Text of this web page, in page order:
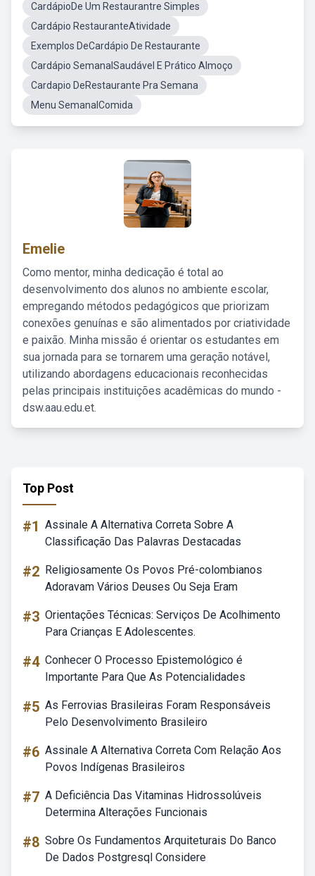
CardápioDe Um Restaurantre Simples
Cardápio RestauranteAtividade
Exemplos DeCardápio De Restaurante
Cardápio SemanalSaudável E Prático Almoço
Cardapio DeRestaurante Pra Semana
Menu SemanalComida
Emelie
Como mentor, minha dedicação é total ao
desenvolvimento dos alunos no ambiente escolar,
empregando métodos pedagógicos que priorizam
conexões genuínas e são alimentados por criatividade
e paixão. Minha missão é orientar os estudantes em
sua jornada para se tornarem uma geração notável,
utilizando abordagens educacionais reconhecidas
pelas principais instituições acadêmicas do mundo -
dsw.aau.edu.et.
Top Post
#1 Assinale A Alternativa Correta Sobre A
Classificação Das Palavras Destacadas
#2 Religiosamente Os Povos Pré-colombianos
Adoravam Vários Deuses Ou Seja Eram
#3 Orientações Técnicas: Serviços De Acolhimento
Para Crianças E Adolescentes.
#4 Conhecer O Processo Epistemológico é
Importante Para Que As Potencialidades
#5 As Ferrovias Brasileiras Foram Responsáveis
Pelo Desenvolvimento Brasileiro
#6 Assinale A Alternativa Correta Com Relação Aos
Povos Indígenas Brasileiros
#7 A Deficiência Das Vitaminas Hidrossolúveis
Determina Alterações Funcionais
#8 Sobre Os Fundamentos Arquiteturais Do Banco
De Dados Postgresql Considere